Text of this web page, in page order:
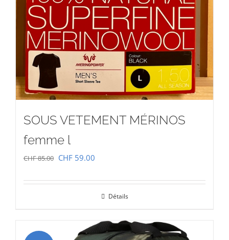
SOUS VETEMENT MÉRINOS
femme l
CHF85.00 Le
initial
CHF 59.00
actuel
CHF 59.00.
Détails